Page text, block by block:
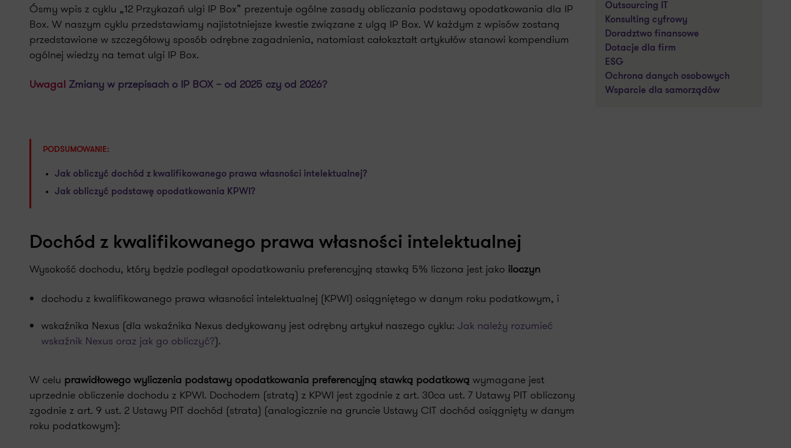
Outsourcing IT
Konsulting cyfrowy
Doradztwo finansowe
Dotacje dla firm
ESG
Ochrona danych osobowych
Wsparcie dla samorządów
Ósmy wpis z cyklu „12 Przykazań ulgi IP Box” prezentuje ogólne zasady obliczania podstawy opodatkowania dla IP
Box. W naszym cyklu przedstawiamy najistotniejsze kwestie związane z ulgą IP Box. W każdym z wpisów zostaną
przedstawione w szczegółowy sposób odrębne zagadnienia, natomiast całokształt artykułów stanowi kompendium
ogólnej wiedzy na temat ulgi IP Box.
Uwaga!Zmiany w przepisach o IP BOX – od 2025 czy od 2026?
PODSUMOWANIE:
Jak obliczyć dochód z kwalifikowanego prawa własności intelektualnej?
Jak obliczyć podstawę opodatkowania KPWI?
Dochód z kwalifikowanego prawa własności intelektualnej
Wysokość dochodu, który będzie podlegał opodatkowaniu preferencyjną stawką 5% liczona jest jako iloczyn
dochodu z kwalifikowanego prawa własności intelektualnej (KPWI) osiągniętego w danym roku podatkowym, i
wskaźnika Nexus (dla wskaźnika Nexus dedykowany jest odrębny artykuł naszego cyklu: Jak należy rozumieć
wskaźnik Nexus oraz jak go obliczyć?).
W celu prawidłowego wyliczenia podstawy opodatkowania preferencyjną stawką podatkową wymagane jest
uprzednie obliczenie dochodu z KPWI. Dochodem (stratą) z KPWI jest zgodnie z art. 30ca ust. 7 Ustawy PIT obliczony
zgodnie z art. 9 ust. 2 Ustawy PIT dochód (strata) (analogicznie na gruncie Ustawy CIT dochód osiągnięty w danym
roku podatkowym):